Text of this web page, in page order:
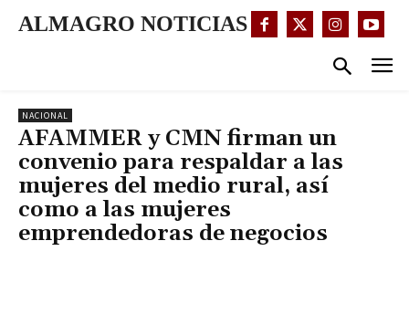
ALMAGRO NOTICIAS
NACIONAL
AFAMMER y CMN firman un
convenio para respaldar a las
mujeres del medio rural, así
como a las mujeres
emprendedoras de negocios